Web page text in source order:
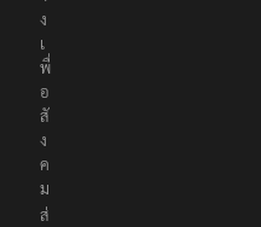
ง
เ
พื่
อ
สั
ง
ค
ม
ส่